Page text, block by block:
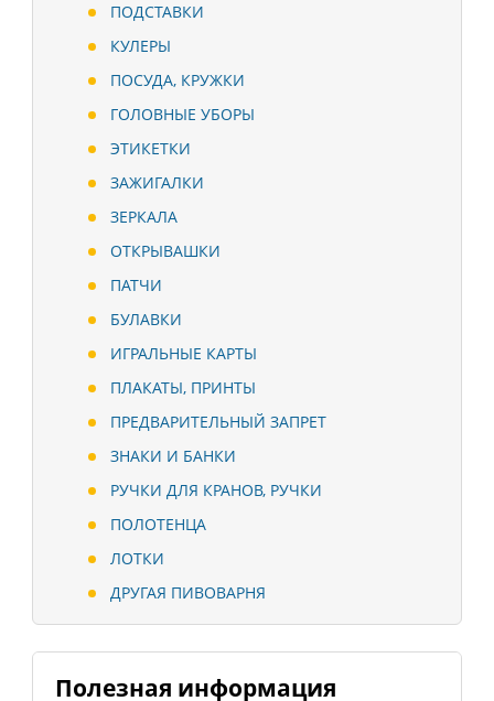
ПОДСТАВКИ
КУЛЕРЫ
ПОСУДА, КРУЖКИ
ГОЛОВНЫЕ УБОРЫ
ЭТИКЕТКИ
ЗАЖИГАЛКИ
ЗЕРКАЛА
ОТКРЫВАШКИ
ПАТЧИ
БУЛАВКИ
ИГРАЛЬНЫЕ КАРТЫ
ПЛАКАТЫ, ПРИНТЫ
ПРЕДВАРИТЕЛЬНЫЙ ЗАПРЕТ
ЗНАКИ И БАНКИ
РУЧКИ ДЛЯ КРАНОВ, РУЧКИ
ПОЛОТЕНЦА
ЛОТКИ
ДРУГАЯ ПИВОВАРНЯ
Полезная информация